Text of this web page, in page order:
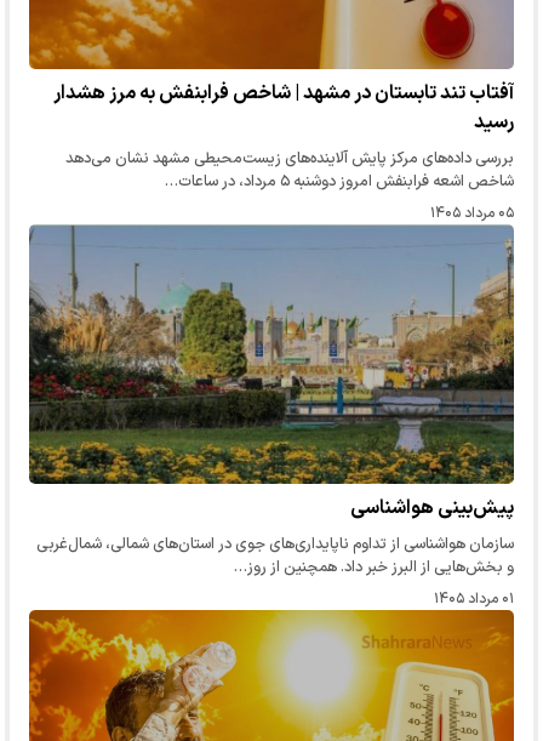
آفتاب تند تابستان در مشهد | شاخص فرابنفش به مرز هشدار
رسید
بررسی داده‌های مرکز پایش آلاینده‌های زیست‌محیطی مشهد نشان می‌دهد
شاخص اشعه فرابنفش امروز دوشنبه ۵ مرداد، در ساعات…
۰۵ مرداد ۱۴۰۵
پیش‌بینی هواشناسی
سازمان هواشناسی از تداوم ناپایداری‌های جوی در استان‌های شمالی، شمال‌غربی
و بخش‌هایی از البرز خبر داد. همچنین از روز…
۰۱ مرداد ۱۴۰۵